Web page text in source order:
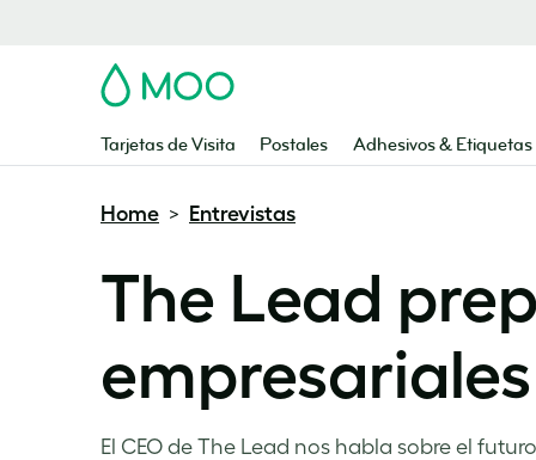
MOO
Tarjetas de Visita Postales Adhesivos & Etiquetas
Home > Entrevistas
The Lead
empresariales
El CEO de The Lead nos habla sobre el